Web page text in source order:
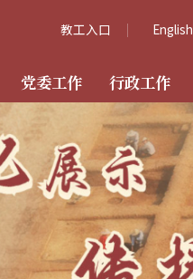
教工入口 English
党委工作 行政工作